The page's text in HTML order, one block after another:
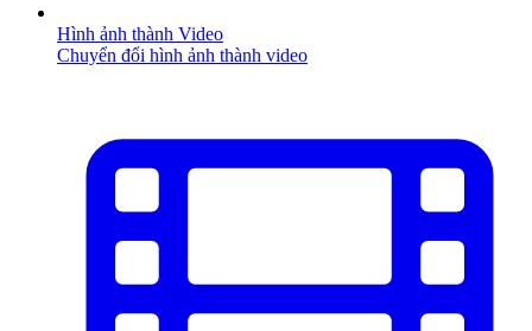
Hình ảnh thành Video
Chuyển đổi hình ảnh thành video